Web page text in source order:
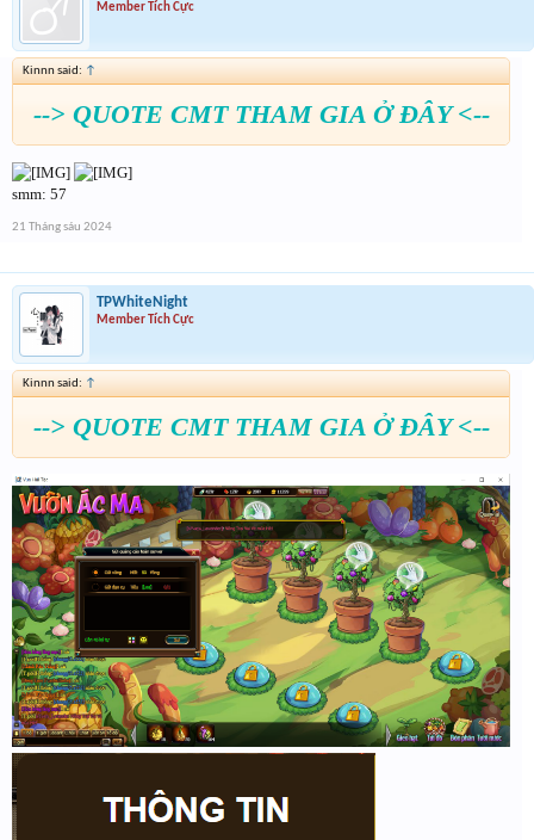
Member Tích Cực
Kinnn said: ↑
--> QUOTE CMT THAM GIA Ở ĐÂY <--
smm: 57
21 Tháng sáu 2024
TPWhiteNight
Member Tích Cực
Kinnn said: ↑
--> QUOTE CMT THAM GIA Ở ĐÂY <--